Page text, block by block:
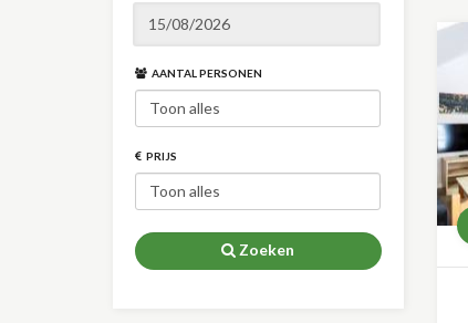
AANTAL PERSONEN
PRIJS
Zoeken